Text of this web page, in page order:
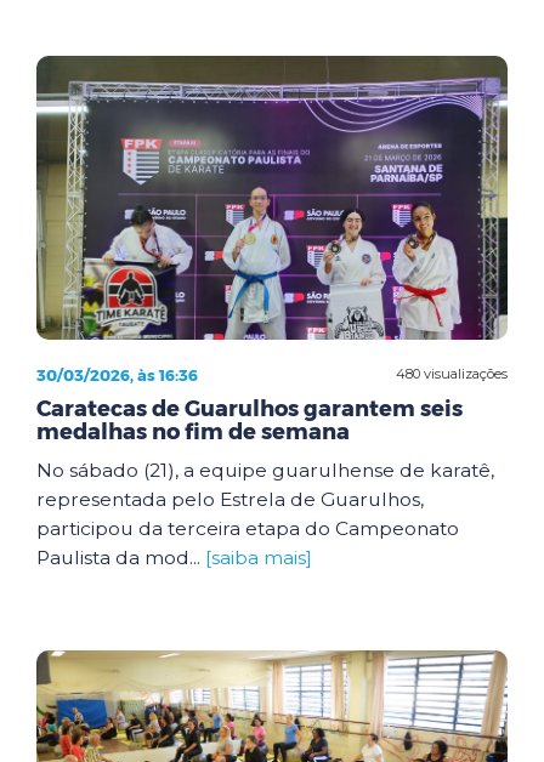
480 visualizações
30/03/2026, às 16:36
Caratecas de Guarulhos garantem seis
medalhas no fim de semana
No sábado (21), a equipe guarulhense de karatê,
representada pelo Estrela de Guarulhos,
participou da terceira etapa do Campeonato
Paulista da mod... [saiba mais]